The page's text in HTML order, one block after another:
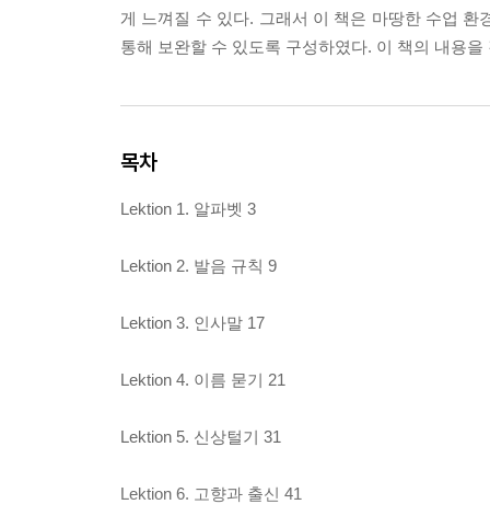
게 느껴질 수 있다. 그래서 이 책은 마땅한 수업
통해 보완할 수 있도록 구성하였다. 이 책의 내용
목차
Lektion 1. 알파벳 3
Lektion 2. 발음 규칙 9
Lektion 3. 인사말 17
Lektion 4. 이름 묻기 21
Lektion 5. 신상털기 31
Lektion 6. 고향과 출신 41